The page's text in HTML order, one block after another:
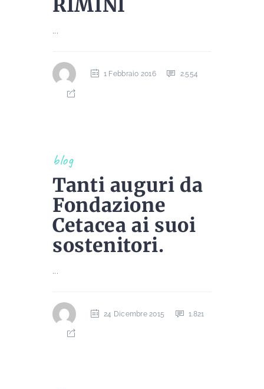
RIMINI
...
1 Febbraio 2016 2.554
blog
Tanti auguri da
Fondazione
Cetacea ai suoi
sostenitori.
...
24 Dicembre 2015 1.821